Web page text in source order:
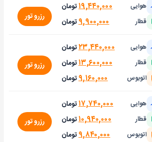
هوایی ۱۹,۴۴۰,۰۰۰تومان
قطار ۹,۹۰۰,۰۰۰تومان رزرو تور
هوایی ۲۳,۴۴۰,۰۰۰تومان
قطار ۱۳,۶۰۰,۰۰۰تومان
اتوبوس ۹,۱۶۰,۰۰۰تومان
رزرو تور
هوایی ۱۷,۷۴۰,۰۰۰تومان
قطار ۱۰,۹۴۰,۰۰۰تومان
اتوبوس ۹,۸۴۰,۰۰۰تومان
رزرو تور